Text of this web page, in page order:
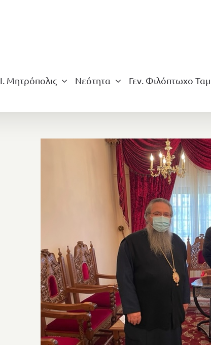
Ι. Μητρόπολις Νεότητα Γεν. Φιλόπτωχο